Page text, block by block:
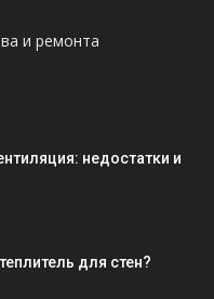
и ремонта
недостатки и
для стен?